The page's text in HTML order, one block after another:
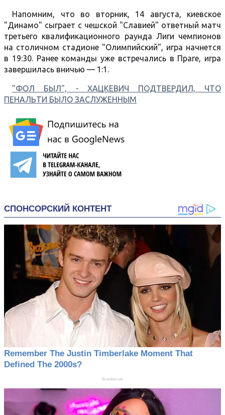
Напомним, что во вторник, 14 августа, киевское
"Динамо" сыграет с чешской "Славией" ответный матч
третьего квалификационного раунда Лиги чемпионов
на столичном стадионе "Олимпийский", игра начнется
в 19:30. Ранее команды уже встречались в Праге, игра
завершилась вничью — 1:1.
"ФОЛ БЫЛ", - ХАЦКЕВИЧ ПОДТВЕРДИЛ, ЧТО
ПЕНАЛЬТИ БЫЛО ЗАСЛУЖЕННЫМ